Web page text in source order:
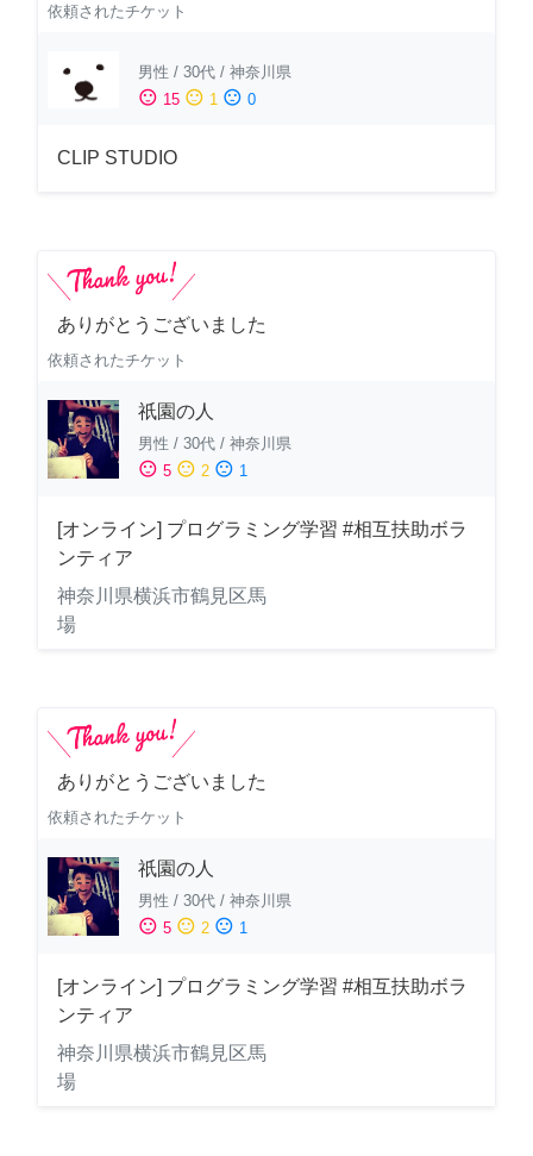
依頼されたチケット
男性 / 30代 / 神奈川県
sentiment_satisfied 15 sentiment_neutral 1 sentiment_dissatisfied 0
CLIP STUDIO
ありがとうございました
依頼されたチケット
祇園の人
男性 / 30代 / 神奈川県
sentiment_satisfied 5 sentiment_neutral 2 sentiment_dissatisfied 1
[オンライン] プログラミング学習 #相互扶助ボラ
ンティア
神奈川県横浜市鶴見区馬
場
ありがとうございました
依頼されたチケット
祇園の人
男性 / 30代 / 神奈川県
sentiment_satisfied 5 sentiment_neutral 2 sentiment_dissatisfied 1
[オンライン] プログラミング学習 #相互扶助ボラ
ンティア
神奈川県横浜市鶴見区馬
場